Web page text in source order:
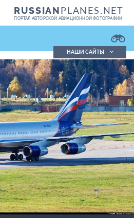
RUSSIANPLANES.NET
ПОРТАЛ АВТОРСКОЙ АВИАЦИОННОЙ ФОТОГРАФИИ
ВОЙТИ
фотографий
в реестре
Подробно
НАШИ САЙТЫ